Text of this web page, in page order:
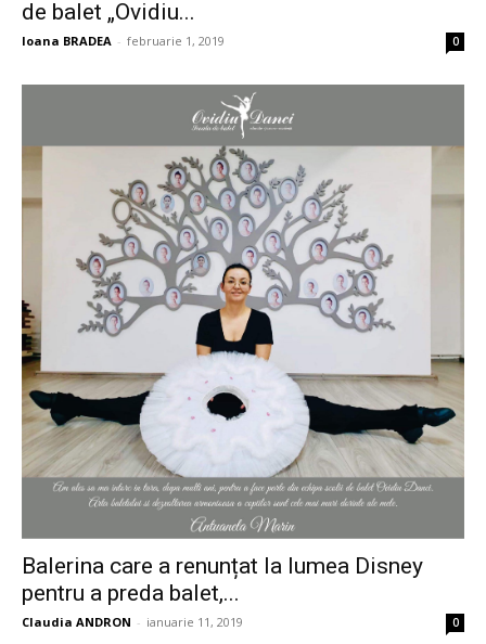
de balet „Ovidiu...
Ioana BRADEA - februarie 1, 2019 0
Balerina care a renunțat la lumea Disney
pentru a preda balet,...
Claudia ANDRON - ianuarie 11, 2019 0